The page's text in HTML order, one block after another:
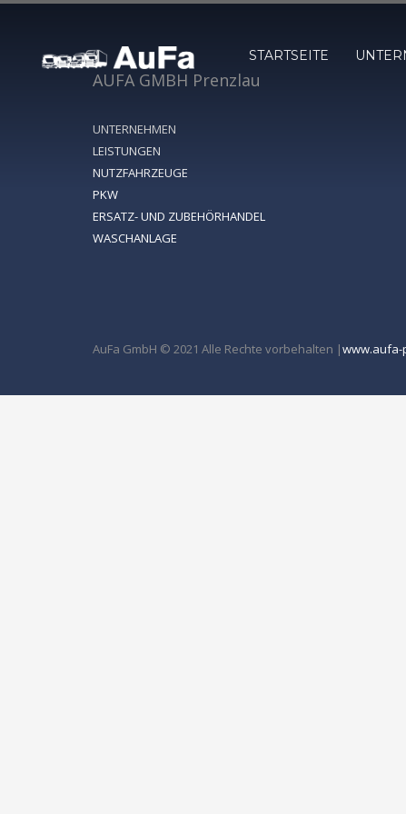
STARTSEITE
AUFA GMBH Prenzlau
UNTERNEHMEN
LEISTUNGEN
NUTZFAHRZEUGE
PKW
ERSATZ- UND ZUBEHÖRHANDEL
WASCHANLAGE
AuFa GmbH © 2021 Alle Rechte vorbehalten |